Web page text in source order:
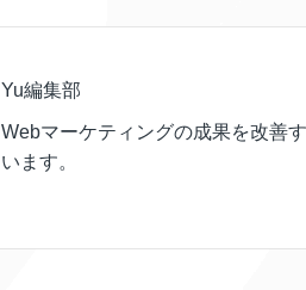
Yu編集部
Webマーケティングの成果を改善
います。